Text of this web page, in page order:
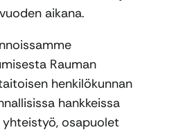
aikana.
Rauman
henkilökunnan
hankkeissa
yhteistyö, osapuolet